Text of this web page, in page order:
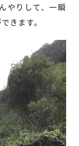
やりして、一瞬
きます。